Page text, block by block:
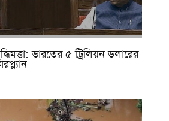
ভারতের ৫ ট্রিলিয়ন ডলারের